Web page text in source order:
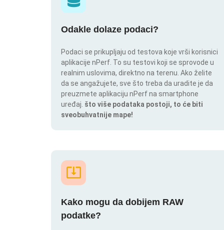
Odakle dolaze podaci?
Podaci se prikupljaju od testova koje vrši korisnici
aplikacije nPerf. To su testovi koji se sprovode u
realnim uslovima, direktno na terenu. Ako želite
da se angažujete, sve što treba da uradite je da
preuzmete aplikaciju nPerf na smartphone
uređaj. što više podataka postoji, to će biti
sveobuhvatnije mape!
Kako mogu da dobijem RAW
podatke?